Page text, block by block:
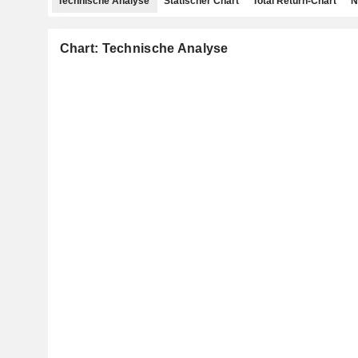
Chart: Technische Analyse